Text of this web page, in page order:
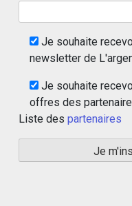
Je souhaite
newsletter de
Je souhaite
offres des
Liste des partenaires